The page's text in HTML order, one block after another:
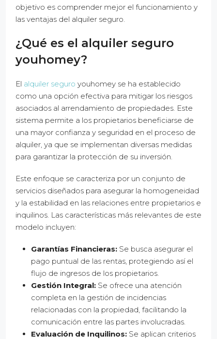
objetivo es comprender mejor el funcionamiento y
las ventajas del alquiler seguro.
¿Qué es el alquiler seguro
youhomey?
El alquiler seguro youhomey se ha establecido
como una opción efectiva para mitigar los riesgos
asociados al arrendamiento de propiedades. Este
sistema permite a los propietarios beneficiarse de
una mayor confianza y seguridad en el proceso de
alquiler, ya que se implementan diversas medidas
para garantizar la protección de su inversión.
Este enfoque se caracteriza por un conjunto de
servicios diseñados para asegurar la homogeneidad
y la estabilidad en las relaciones entre propietarios e
inquilinos. Las características más relevantes de este
modelo incluyen:
Garantías Financieras: Se busca asegurar el
pago puntual de las rentas, protegiendo así el
flujo de ingresos de los propietarios.
Gestión Integral: Se ofrece una atención
completa en la gestión de incidencias
relacionadas con la propiedad, facilitando la
comunicación entre las partes involucradas.
Evaluación de Inquilinos: Se aplican criterios